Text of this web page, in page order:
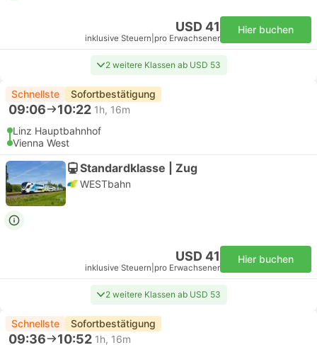
USD 41
inklusive Steuern pro Erwachsener
Hier buchen
2 weitere Klassen ab USD 53
Schnellste Sofortbestätigung
09:06 10:22 1h, 16m
Linz Hauptbahnhof
Vienna West
Standardklasse | Zug
WESTbahn
USD 41
inklusive Steuern pro Erwachsener
Hier buchen
2 weitere Klassen ab USD 53
Schnellste Sofortbestätigung
09:36 10:52 1h, 16m